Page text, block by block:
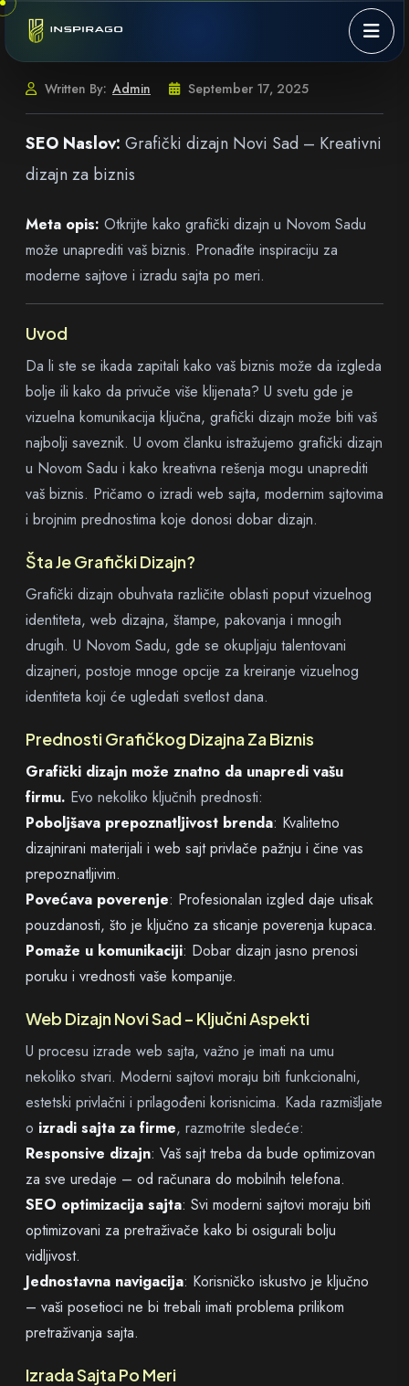
Skip to content
Written By: Admin September 17, 2025
SEO Naslov: Grafički dizajn Novi Sad – Kreativni
dizajn za biznis
Meta opis: Otkrijte kako grafički dizajn u Novom Sadu
može unaprediti vaš biznis. Pronađite inspiraciju za
moderne sajtove i izradu sajta po meri.
Uvod
Da li ste se ikada zapitali kako vaš biznis može da izgleda
bolje ili kako da privuče više klijenata? U svetu gde je
vizuelna komunikacija ključna, grafički dizajn može biti vaš
najbolji saveznik. U ovom članku istražujemo grafički dizajn
u Novom Sadu i kako kreativna rešenja mogu unaprediti
vaš biznis. Pričamo o izradi web sajta, modernim sajtovima
i brojnim prednostima koje donosi dobar dizajn.
Šta Je Grafički Dizajn?
Grafički dizajn obuhvata različite oblasti poput vizuelnog
identiteta, web dizajna, štampe, pakovanja i mnogih
drugih. U Novom Sadu, gde se okupljaju talentovani
dizajneri, postoje mnoge opcije za kreiranje vizuelnog
identiteta koji će ugledati svetlost dana.
Prednosti Grafičkog Dizajna Za Biznis
Grafički dizajn može znatno da unapredi vašu
firmu. Evo nekoliko ključnih prednosti:
Poboljšava prepoznatljivost brenda: Kvalitetno
dizajnirani materijali i web sajt privlače pažnju i čine vas
prepoznatljivim.
Povećava poverenje: Profesionalan izgled daje utisak
pouzdanosti, što je ključno za sticanje poverenja kupaca.
Pomaže u komunikaciji: Dobar dizajn jasno prenosi
poruku i vrednosti vaše kompanije.
Web Dizajn Novi Sad – Ključni Aspekti
U procesu izrade web sajta, važno je imati na umu
nekoliko stvari. Moderni sajtovi moraju biti funkcionalni,
estetski privlačni i prilagođeni korisnicima. Kada razmišljate
o izradi sajta za firme, razmotrite sledeće:
Responsive dizajn: Vaš sajt treba da bude optimizovan
za sve uredaje – od računara do mobilnih telefona.
SEO optimizacija sajta: Svi moderni sajtovi moraju biti
optimizovani za pretraživače kako bi osigurali bolju
vidljivost.
Jednostavna navigacija: Korisničko iskustvo je ključno
– vaši posetioci ne bi trebali imati problema prilikom
pretraživanja sajta.
Izrada Sajta Po Meri